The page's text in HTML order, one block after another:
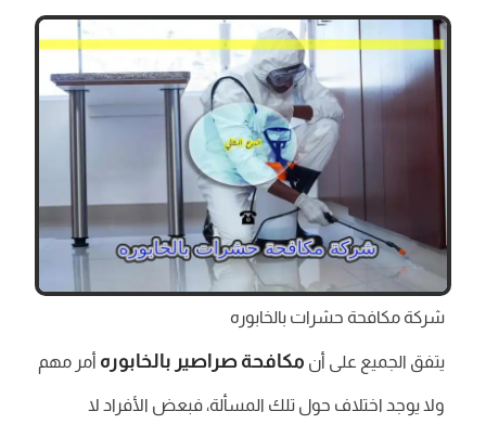
شركة مكافحة حشرات بالخابوره
يتفق الجميع على أن مكافحة صراصير بالخابوره أمر مهم
ولا يوجد اختلاف حول تلك المسألة، فبعض الأفراد لا